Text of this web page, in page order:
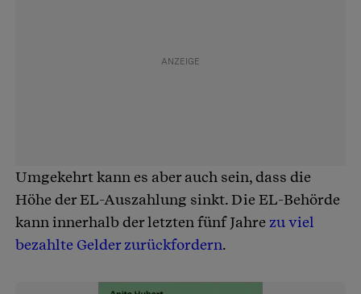
Umgekehrt kann es aber auch sein, dass die
Höhe der EL-Auszahlung sinkt. Die EL-Behörde
kann innerhalb der letzten fünf Jahrezu viel
bezahlte Gelder zurückfordern.